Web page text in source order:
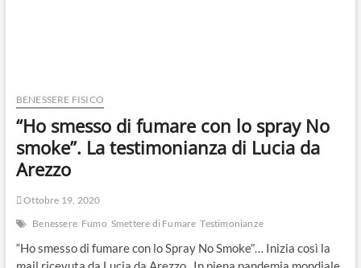
BENESSERE FISICO
“Ho smesso di fumare con lo spray No
smoke”. La testimonianza di Lucia da
Arezzo
Ottobre 19, 2020
Benessere Fumo Smettere di Fumare Testimonianze
“Ho smesso di fumare con lo Spray No Smoke”… Inizia così la